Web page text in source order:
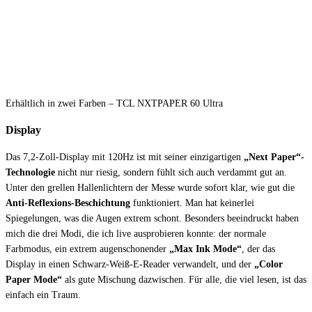
Erhältlich in zwei Farben – TCL NXTPAPER 60 Ultra
Display
Das 7,2-Zoll-Display mit 120Hz ist mit seiner einzigartigen „Next Paper“-
Technologie nicht nur riesig, sondern fühlt sich auch verdammt gut an.
Unter den grellen Hallenlichtern der Messe wurde sofort klar, wie gut die
Anti-Reflexions-Beschichtung funktioniert. Man hat keinerlei
Spiegelungen, was die Augen extrem schont. Besonders beeindruckt haben
mich die drei Modi, die ich live ausprobieren konnte: der normale
Farbmodus, ein extrem augenschonender „Max Ink Mode“ , der das
Display in einen Schwarz-Weiß-E-Reader verwandelt, und der „Color
Paper Mode“ als gute Mischung dazwischen. Für alle, die viel lesen, ist das
einfach ein Traum.